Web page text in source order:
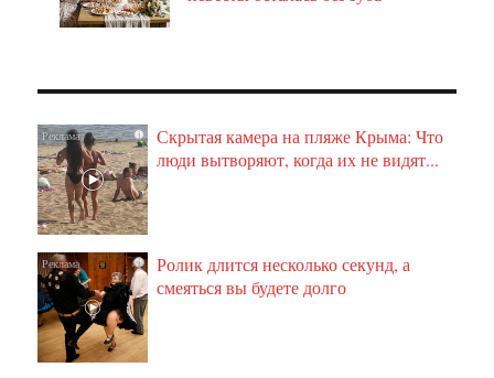
i
Скрытая камера на пляже Крыма: Что
люди вытворяют, когда их не видят...
i
Ролик длится несколько секунд, а
смеяться вы будете долго